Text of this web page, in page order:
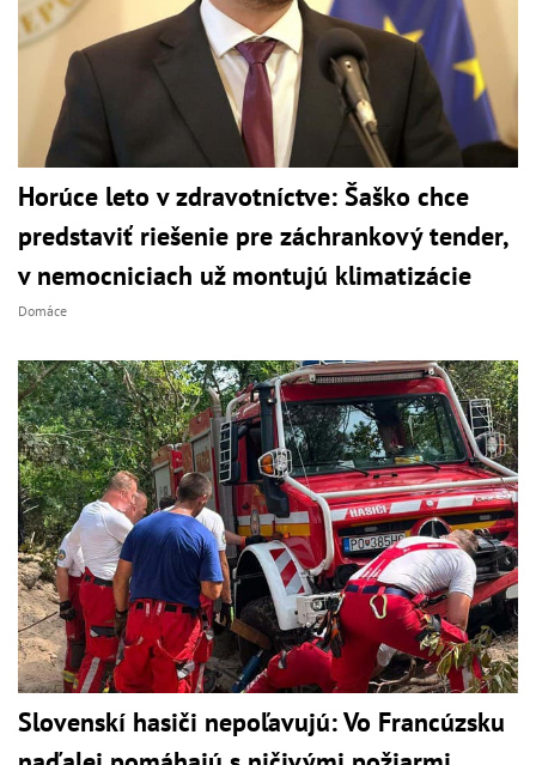
Horúce leto v zdravotníctve: Šaško chce
predstaviť riešenie pre záchrankový tender,
v nemocniciach už montujú klimatizácie
Domáce
Slovenskí hasiči nepoľavujú: Vo Francúzsku